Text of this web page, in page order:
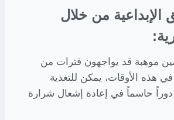
الإبداعية من خلال
موهبة قد يواجهون فترات من
في هذه الأوقات، يمكن للتغذية
دوراً حاسماً في إعادة إشعال شرارة